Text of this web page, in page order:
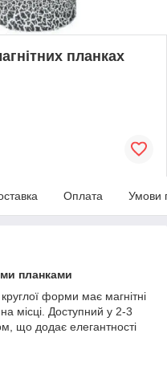
планках
Оплата Умови
планками
форми має магнітні
місці. Доступний у 2-3
що додає елегантності